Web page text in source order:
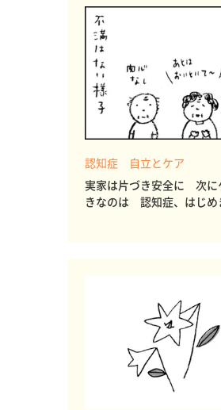
認知症 自立とケア
実家は片づき安全に 次に
きなのは 認知症、はじめ